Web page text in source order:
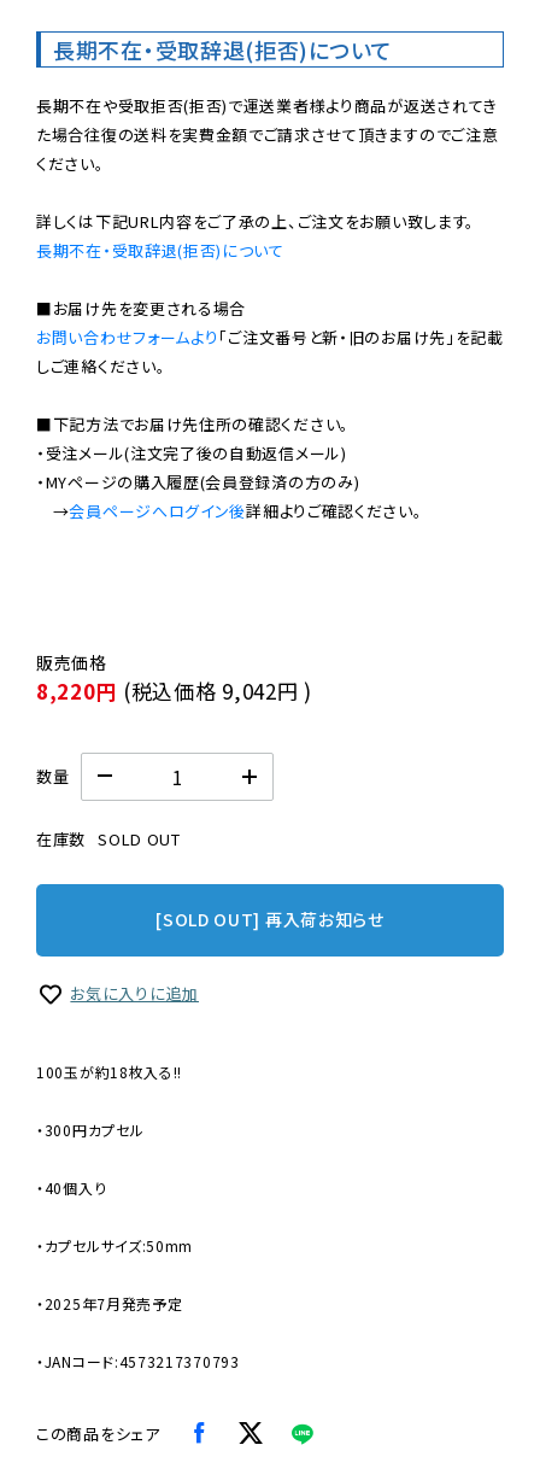
長期不在・受取辞退(拒否)について
長期不在や受取拒否(拒否)で運送業者様より商品が返送されてき
た場合往復の送料を実費金額でご請求させて頂きますのでご注意
ください。
長期不在・受取辞退(拒否)について
お問い合わせフォームより 「ご注文番号と新・旧のお届け先」を記載
しご連絡ください。
■下記方法でお届け先住所の確認ください。
・受注メール(注文完了後の自動返信メール)
・MYページの購入履歴(会員登録済の方のみ)
→会員ページへログイン後
8,220円 (税込価格 9,042円 )
数量
在庫数 SOLD OUT
[SOLD OUT] 再入荷お知らせ
お気に入りに追加
100玉が約18枚入る!!
・300円カプセル
・40個入り
・カプセルサイズ:50mm
・2025年7月発売予定
・JANコード:4573217370793
この商品をシェア